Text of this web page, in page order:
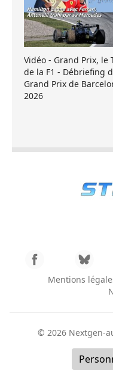
Vidéo - Grand Prix, le
de la F1 - Débriefing
Grand Prix de
2026
Mentions
© 2026 Nextgen-